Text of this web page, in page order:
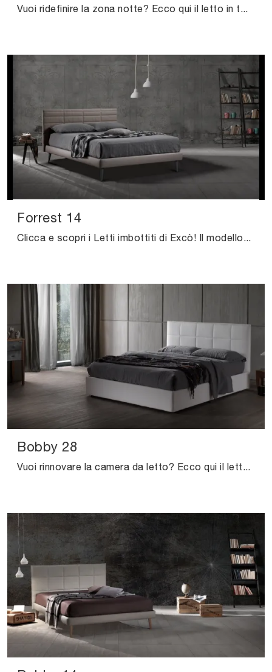
Vuoi ridefinire la zona notte? Ecco qui il letto in tessuto Megan di Excò per spazi moderni.
Forrest 14
Clicca e scopri i Letti imbottiti di Excò! Il modello Forrest 14 in ecopelle ti aspetta nelle versioni matrimoniali.
Bobby 28